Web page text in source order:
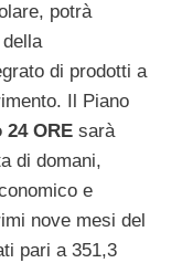
potrà
di prodotti a
Il Piano
24 ORE sarà
di domani,
e
nove mesi del
pari a 351,3